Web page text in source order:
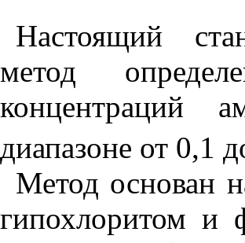
Настоящий
метод
концентраций
диапазоне от 0,1
Метод основан
гипохлоритом и